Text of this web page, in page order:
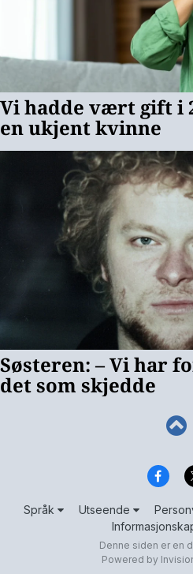
Språk Utseende
Denne siden er en
Powered by